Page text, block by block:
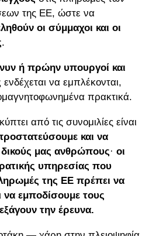
της ΕΕ, ώστε να
οι σύμμαχοι και οι
.
ή πρώην υπουργοί και
ενδέχεται να εμπλέκονται,
πρακτικά.
από τις συνομιλίες είναι
και να
μας ανθρώπους· οι
υπηρεσίας που
της ΕΕ πρέπει να
να εμποδίσουμε τους
την έρευνα.